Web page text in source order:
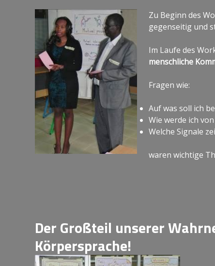
Zu Beginn des
gegenseitig und
Im Laufe des
menschliche
Fragen wie:
Auf was soll ich
Wie werde ich
Welche Signale
waren wichtige
Der Großteil unserer
Körpersprache!